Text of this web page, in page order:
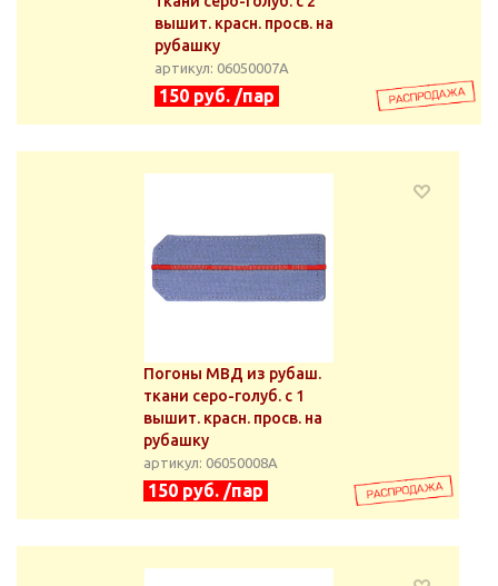
вышит. красн. просв. на
рубашку
артикул: 06050007А
150 руб. /пар
Погоны МВД из рубаш.
ткани серо-голуб. с 1
вышит. красн. просв. на
рубашку
артикул: 06050008А
150 руб. /пар